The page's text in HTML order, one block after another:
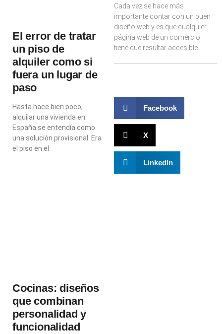
El error de tratar
un piso de
alquiler como si
fuera un lugar de
paso
Hasta hace bien poco,
alquilar una vivienda en
España se entendía como
una solución provisional. Era
el piso en el
Cocinas: diseños
que combinan
personalidad y
funcionalidad
Cada vez se hace más
importante contar con un buen
diseño web y es que cualquier
página web de un comercio
tiene que resultar accesible
Facebook
X
LinkedIn